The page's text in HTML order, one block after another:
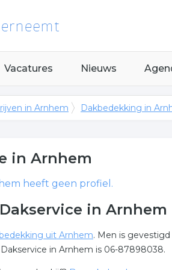
Vacatures Nieuws
in Arnhem Dakbedekking in
in Arnhem
heeft geen profiel.
in Arnhem
uit Arnhem. Men is
in Arnhem is 06-87898038.